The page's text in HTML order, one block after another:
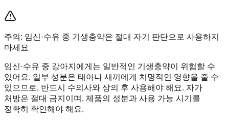
주의: 임신·수유 중 기생충약은 절대 자기 판단으로 사용하지
마세요
임신·수유 중 강아지에게는 일반적인 기생충약이 위험할 수
있어요. 일부 성분은 태아나 새끼에게 치명적인 영향을 줄 수
있으므로, 반드시 수의사와 상의 후 사용해야 해요. 자가
처방은 절대 금지이며, 제품의 성분과 사용 가능 시기를
정확히 확인해야 해요.